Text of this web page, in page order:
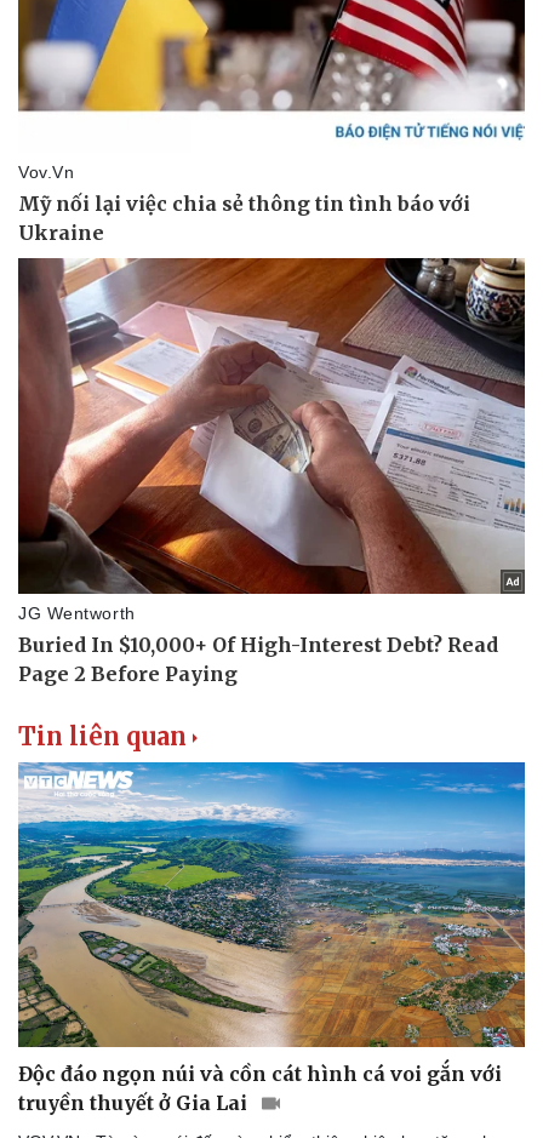
Tin liên quan
Độc đáo ngọn núi và cồn cát hình cá voi gắn với
truyền thuyết ở Gia Lai